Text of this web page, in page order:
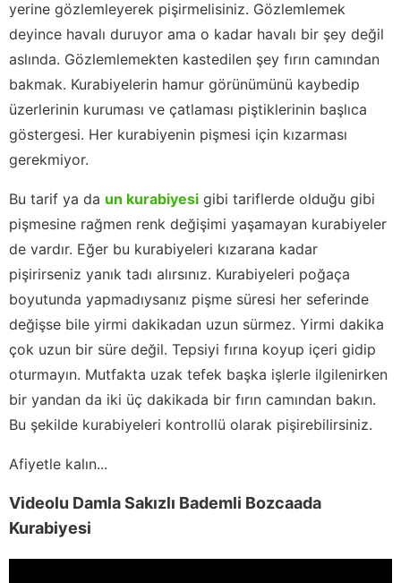
yerine gözlemleyerek pişirmelisiniz. Gözlemlemek
deyince havalı duruyor ama o kadar havalı bir şey değil
aslında. Gözlemlemekten kastedilen şey fırın camından
bakmak. Kurabiyelerin hamur görünümünü kaybedip
üzerlerinin kuruması ve çatlaması piştiklerinin başlıca
göstergesi. Her kurabiyenin pişmesi için kızarması
gerekmiyor.
Bu tarif ya da un kurabiyesi gibi tariflerde olduğu gibi
pişmesine rağmen renk değişimi yaşamayan kurabiyeler
de vardır. Eğer bu kurabiyeleri kızarana kadar
pişirirseniz yanık tadı alırsınız. Kurabiyeleri poğaça
boyutunda yapmadıysanız pişme süresi her seferinde
değişse bile yirmi dakikadan uzun sürmez. Yirmi dakika
çok uzun bir süre değil. Tepsiyi fırına koyup içeri gidip
oturmayın. Mutfakta uzak tefek başka işlerle ilgilenirken
bir yandan da iki üç dakikada bir fırın camından bakın.
Bu şekilde kurabiyeleri kontrollü olarak pişirebilirsiniz.
Afiyetle kalın...
Videolu Damla Sakızlı Bademli Bozcaada
Kurabiyesi